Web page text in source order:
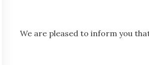
We are pleased to inform you